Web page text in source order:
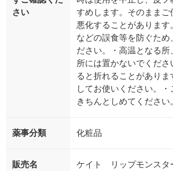
さい
すめします。そのまま
悪化することがありま
などの誤食等を防ぐため
ださい。・高温となる
所には置かないでくだ
ると折れることがあり
してお使いください。
きちんとしめてください。
薬事分類 化粧品
販売名 ケイト リップモンス